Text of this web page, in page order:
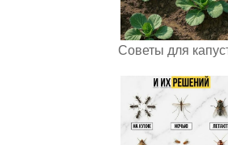
Советы для